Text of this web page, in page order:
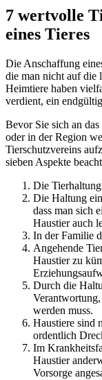
7 wertvolle
eines Tieres
Die Anschaffung
die man nicht auf die
Heimtiere haben
verdient, ein
Bevor Sie sich an
oder in der Region
Tierschutzvereins
sieben Aspekte
Die
Die Haltung
dass man sich
Haustier auch
In der Familie
Angehende
Haustier zu
Durch die
werden muss.
Haustiere sind
ordentlich
Im
Haustier
Vorsorge